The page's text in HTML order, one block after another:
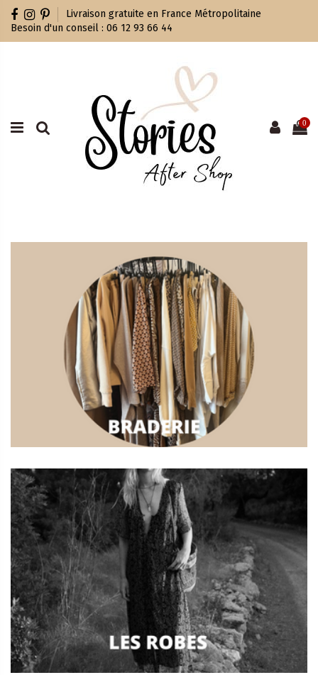
Livraison gratuite en France Métropolitaine
Besoin d'un conseil : 06 12 93 66 44
0
- 30 %